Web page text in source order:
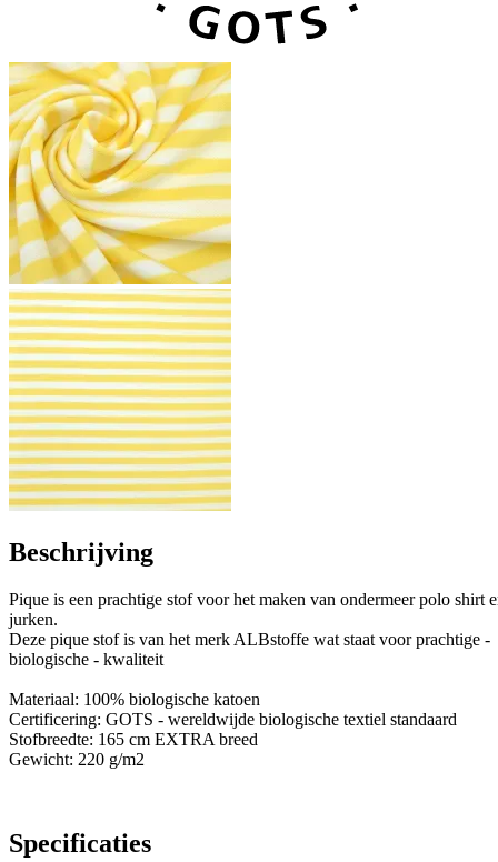
Beschrijving
Pique is een prachtige stof voor het maken van ondermeer polo shirt
jurken.
Deze pique stof is van het merk ALBstoffe wat staat voor prachtige -
biologische - kwaliteit
Materiaal: 100% biologische katoen
Certificering: GOTS - wereldwijde biologische textiel standaard
Stofbreedte: 165 cm EXTRA breed
Gewicht: 220 g/m2
Specificaties